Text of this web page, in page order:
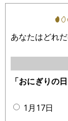
あなたはどれ
「おにぎりの
1月17日